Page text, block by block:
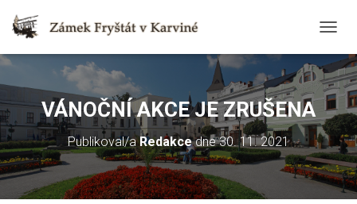
O
G
G
L
E
N
A
V
I
G
VÁNOČNÍ AKCE JE ZRUŠENA
Publikoval/aRedakcedne30. 11. 2021